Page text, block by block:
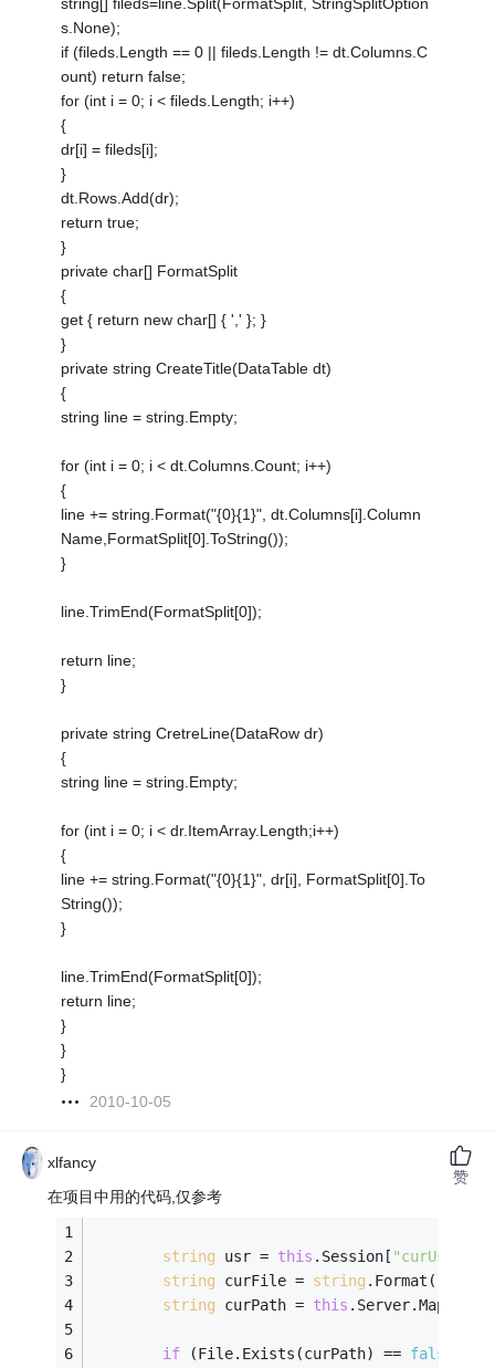
string[] fileds=line.Split(FormatSplit, StringSplitOption
s.None);
if (fileds.Length == 0 || fileds.Length != dt.Columns.C
ount) return false;
for (int i = 0; i < fileds.Length; i++)
{
dr[i] = fileds[i];
}
dt.Rows.Add(dr);
return true;
}
private char[] FormatSplit
{
get { return new char[] { ',' }; }
}
private string CreateTitle(DataTable dt)
{
string line = string.Empty;
for (int i = 0; i < dt.Columns.Count; i++)
{
line += string.Format("{0}{1}", dt.Columns[i].Column
Name,FormatSplit[0].ToString());
}
line.TrimEnd(FormatSplit[0]);
return line;
}
private string CretreLine(DataRow dr)
{
string line = string.Empty;
for (int i = 0; i < dr.ItemArray.Length;i++)
{
line += string.Format("{0}{1}", dr[i], FormatSplit[0].To
String());
}
line.TrimEnd(FormatSplit[0]);
return line;
}
}
}
2010-10-05
xlfancy
在项目中用的代码,仅参考
string usr = this .Session[ "curUser"
string curFile = string .Format(
string curPath = this .Server.MapPath(
if (File.Exists(curPath) == false
赞